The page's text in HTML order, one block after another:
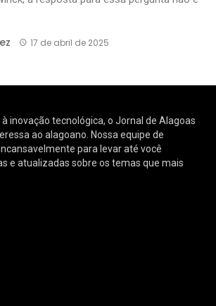
17 de abril de 2025
inovação tecnológica, o Jornal de Alagoas
ao alagoano. Nossa equipe de
para levar até você
e atualizadas sobre os temas que mais